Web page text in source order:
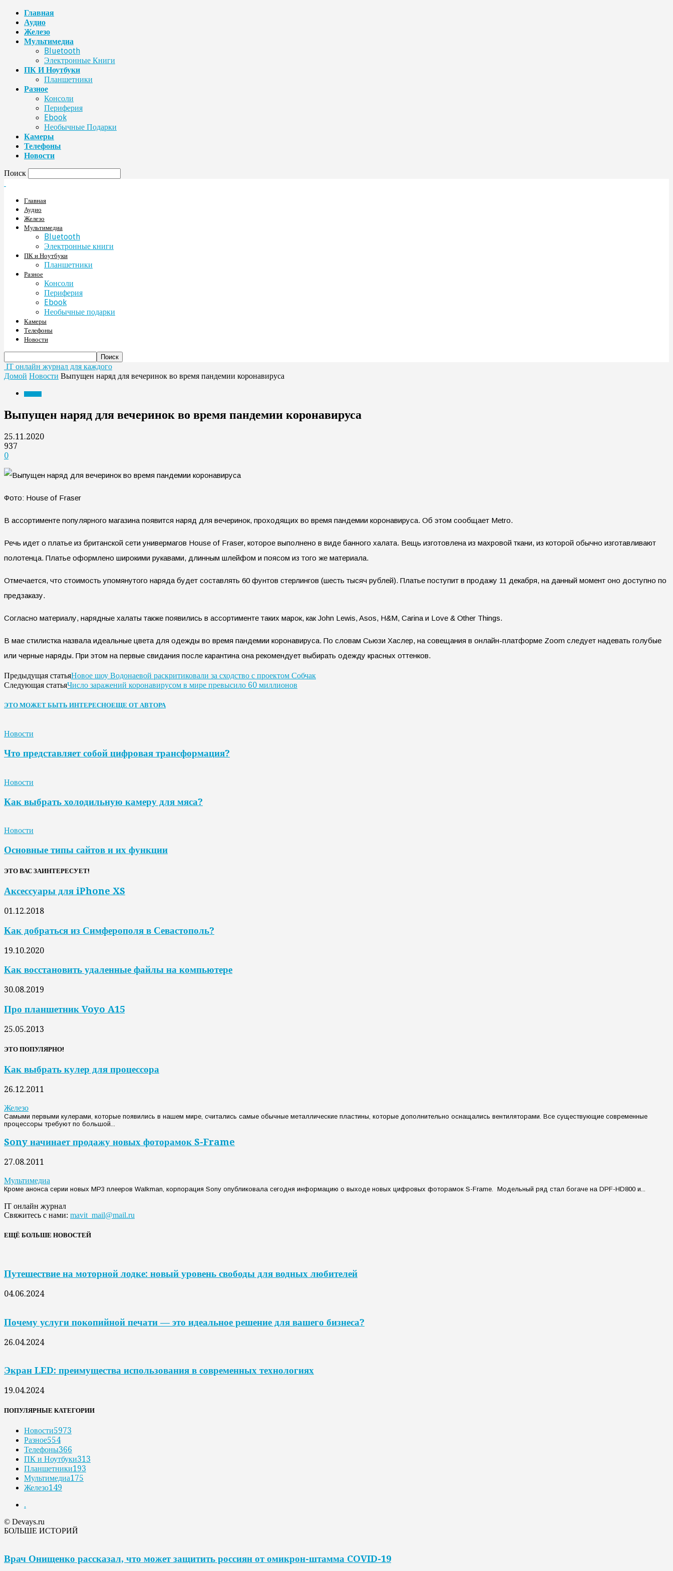
Главная
Аудио
Железо
Мультимедиа
Bluetooth
Электронные Книги
ПК И Ноутбуки
Планшетники
Разное
Консоли
Периферия
Ebook
Необычные Подарки
Камеры
Телефоны
Новости
Поиск
Главная
Аудио
Железо
Мультимедиа
Bluetooth
Электронные книги
ПК и Ноутбуки
Планшетники
Разное
Консоли
Периферия
Ebook
Необычные подарки
Камеры
Телефоны
Новости
IT онлайн журнал для каждого
Домой Новости Выпущен наряд для вечеринок во время пандемии коронавируса
Выпущен наряд для вечеринок во время пандемии коронавируса
25.11.2020
937
0
Фото: House of Fraser
В ассортименте популярного магазина появится наряд для вечеринок, проходящих во время пандемии коронавируса. Об этом сообщает Metro.
Речь идет о платье из британской сети универмагов House of Fraser, которое выполнено в виде банного халата. Вещь изготовлена из махровой ткани, из которой обычно изготавливают
полотенца. Платье оформлено широкими рукавами, длинным шлейфом и поясом из того же материала.
Отмечается, что стоимость упомянутого наряда будет составлять 60 фунтов стерлингов (шесть тысяч рублей). Платье поступит в продажу 11 декабря, на данный момент оно доступно по
предзаказу.
Согласно материалу, нарядные халаты также появились в ассортименте таких марок, как John Lewis, Asos, H&M, Carina и Love & Other Things.
В мае стилистка назвала идеальные цвета для одежды во время пандемии коронавируса. По словам Сьюзи Хаслер, на совещания в онлайн-платформе Zoom следует надевать голубые
или черные наряды. При этом на первые свидания после карантина она рекомендует выбирать одежду красных оттенков.
Предыдущая статьяНовое шоу Водонаевой раскритиковали за сходство с проектом Собчак
Следующая статьяЧисло заражений коронавирусом в мире превысило 60 миллионов
ЭТО МОЖЕТ БЫТЬ ИНТЕРЕСНОЕЩЕ ОТ АВТОРА
Новости
Что представляет собой цифровая трансформация?
Новости
Как выбрать холодильную камеру для мяса?
Новости
Основные типы сайтов и их функции
ЭТО ВАС ЗАИНТЕРЕСУЕТ!
Аксессуары для iPhone XS
01.12.2018
Как добраться из Симферополя в Севастополь?
19.10.2020
Как восстановить удаленные файлы на компьютере
30.08.2019
Про планшетник Voyo A15
25.05.2013
ЭТО ПОПУЛЯРНО!
Как выбрать кулер для процессора
26.12.2011
Железо
Самыми первыми кулерами, которые появились в нашем мире, считались самые обычные металлические пластины, которые дополнительно оснащались вентиляторами. Все существующие современные
процессоры требуют по большой...
Sony начинает продажу новых фоторамок S-Frame
27.08.2011
Мультимедиа
Кроме анонса серии новых MP3 плееров Walkman, корпорация Sony опубликовала сегодня информацию о выходе новых цифровых фоторамок S-Frame. Модельный ряд стал богаче на DPF-HD800 и...
IT онлайн журнал
Свяжитесь с нами: mavit_mail@mail.ru
ЕЩЁ БОЛЬШЕ НОВОСТЕЙ
Путешествие на моторной лодке: новый уровень свободы для водных любителей
04.06.2024
Почему услуги покопийной печати — это идеальное решение для вашего бизнеса?
26.04.2024
Экран LED: преимущества использования в современных технологиях
19.04.2024
ПОПУЛЯРНЫЕ КАТЕГОРИИ
Новости5973
Разное554
Телефоны366
ПК и Ноутбуки313
Планшетники193
Мультимедиа175
Железо149
.
© Devays.ru
БОЛЬШЕ ИСТОРИЙ
Врач Онищенко рассказал, что может защитить россиян от омикрон-штамма COVID-19